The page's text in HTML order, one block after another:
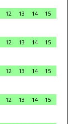
12 13 14
15
12 13 14
15
12 13 14
15
12 13 14
15